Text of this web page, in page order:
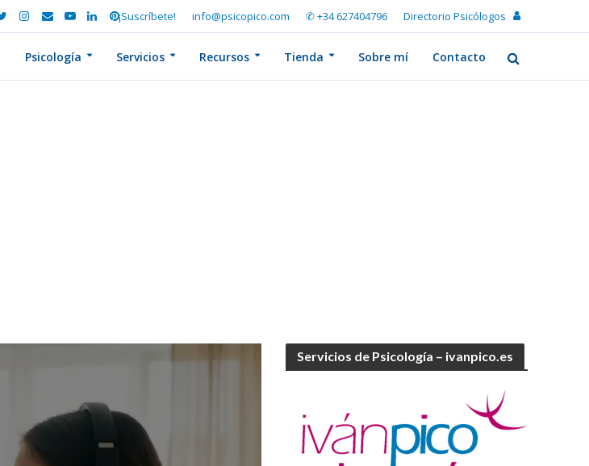
¡Suscríbete! info@psicopico.com ✆ +34 627404796 Directorio Psicólogos
Psicología Servicios Recursos Tienda Sobre mí Contacto
Servicios de Psicología – ivanpico.es